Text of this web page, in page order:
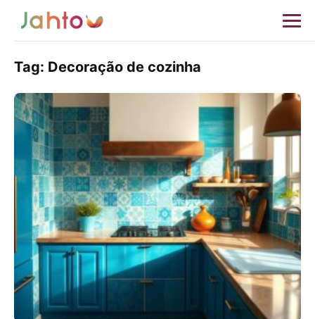
Tag: Decoração de cozinha